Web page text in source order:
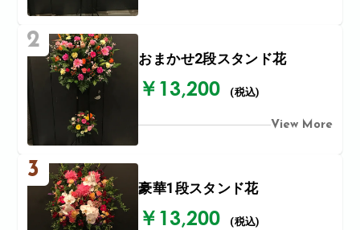
2
おまかせ2段スタンド花
￥13,200 (税込)
View More
3
豪華1段スタンド花
￥13,200 (税込)